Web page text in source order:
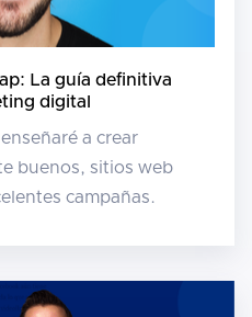
La guía definitiva
digital
a crear
buenos, sitios web
campañas.